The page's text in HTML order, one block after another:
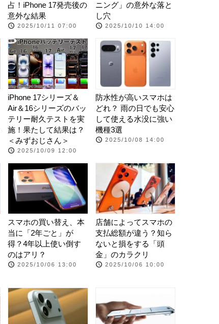
占！iPhone 17発売後の
意外な結果
2025/10/11 07:00
ニング」の意外な落と
し穴
2025/10/10 14:00
iPhone 17シリーズ＆
Air＆16シリーズのバッ
テリー耐久テストを実
施！果たして結果は？
＜みずおじさん＞
2025/10/09 12:00
防水性が高いスマホは
どれ？ 雨の日でも安心
して使える水没に強い
機種3選
2025/10/08 14:00
スマホの買い替え、本
当に「2年ごと」が
得？4年以上使い倒す
のはアリ？
2025/10/06 13:00
店舗によってスマホの
支払総額が違う？知ら
ないと損をする「頭
金」のカラクリ
2025/10/06 10:00